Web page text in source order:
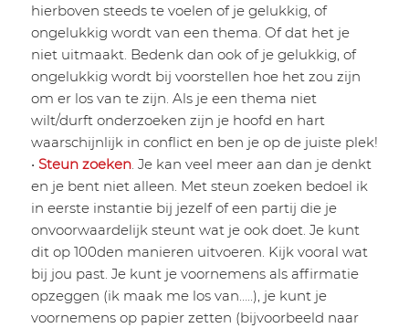
hierboven steeds te voelen of je gelukkig, of
ongelukkig wordt van een thema. Of dat het je
niet uitmaakt. Bedenk dan ook of je gelukkig, of
ongelukkig wordt bij voorstellen hoe het zou zijn
om er los van te zijn. Als je een thema niet
wilt/durft onderzoeken zijn je hoofd en hart
waarschijnlijk in conflict en ben je op de juiste plek!
• Steun zoeken. Je kan veel meer aan dan je denkt
en je bent niet alleen. Met steun zoeken bedoel ik
in eerste instantie bij jezelf of een partij die je
onvoorwaardelijk steunt wat je ook doet. Je kunt
dit op 100den manieren uitvoeren. Kijk vooral wat
bij jou past. Je kunt je voornemens als affirmatie
opzeggen (ik maak me los van…..), je kunt je
voornemens op papier zetten (bijvoorbeeld naar